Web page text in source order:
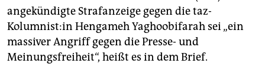
angekündigte Strafanzeige gegen die taz-
Kolumnist:in Hengameh Yaghoobifarah sei „ein
massiver Angriff gegen die Presse- und
Meinungsfreiheit“, heißt es in dem Brief.